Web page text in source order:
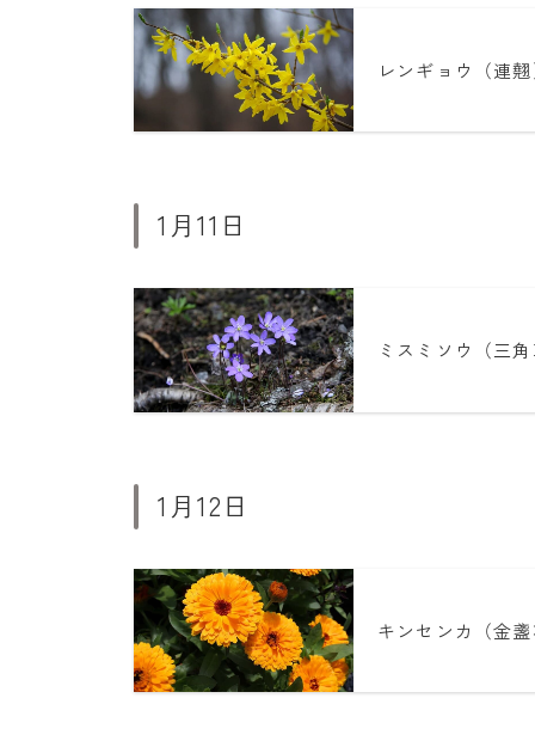
レンギョウ（連
1月11日
ミスミソウ（三
1月12日
キンセンカ（金